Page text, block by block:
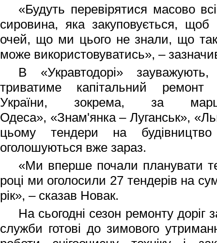
«Будуть перевірятися масово
сировина, яка закуповується,
очей, що ми цього не знали, що
може використовуватись», –
В «Укравтодорі»
триватиме капітальний ремонт
України, зокрема, за
Одеса», «Знам'янка – Луганськ»,
цьому тендери на
оголошуються вже зараз.
«Ми вперше почали планувати
році ми оголосили 27 тендерів на
рік», –сказав Новак.
На сьогодні сезон ремонту доріг
служби готові до зимового